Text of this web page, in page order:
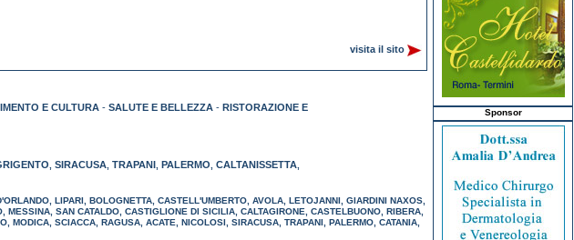
visita il sito
E CULTURA - SALUTE E BELLEZZA - RISTORAZIONE E
, SIRACUSA, TRAPANI , PALERMO, CALTANISSETTA,
, LIPARI, BOLOGNETTA, CASTELL'UMBERTO, AVOLA, LETOJANNI, GIARDINI NAXOS,
, MESSINA, SAN CATALDO, CASTIGLIONE DI SICILIA, CALTAGIRONE, CASTELBUONO, RIBERA,
, MODICA, SCIACCA, RAGUSA, ACATE, NICOLOSI, SIRACUSA, TRAPANI, PALERMO, CATANIA,
Sponsor